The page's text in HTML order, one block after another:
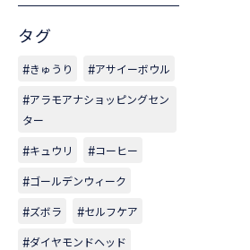
タグ
きゅうり
アサイーボウル
アラモアナショッピングセン
ター
キュウリ
コーヒー
ゴールデンウィーク
ズボラ
セルフケア
ダイヤモンドヘッド